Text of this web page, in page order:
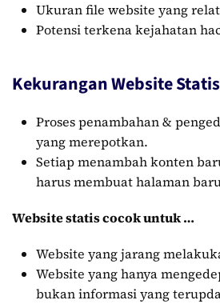
Ukuran file website yang
Potensi terkena kejahatan
Kekurangan Website Statis
Proses penambahan &
yang merepotkan.
Setiap menambah konten
harus membuat halaman
Website statis cocok untuk …
Website yang jarang
Website yang hanya
bukan informasi yang